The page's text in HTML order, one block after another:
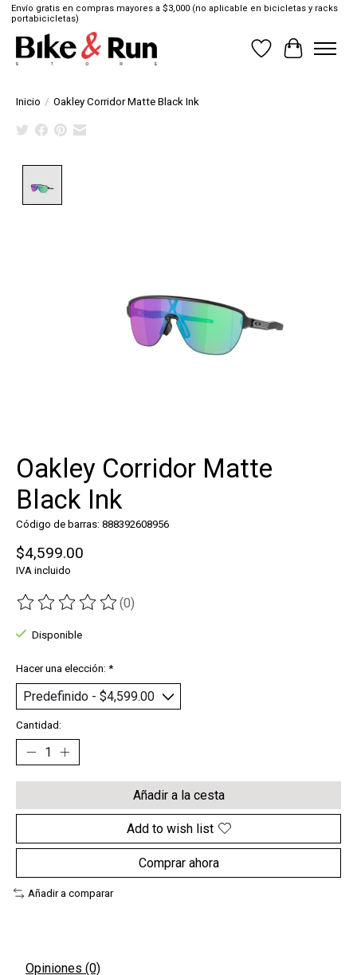
Envío gratis en compras mayores a $3,000 (no aplicable en bicicletas y racks
portabicicletas)
Lista de deseos
Cesta
Inicio / Oakley Corridor Matte Black Ink
Oakley Corridor Matte
Black Ink
Código de barras: 888392608956
$4,599.00
IVA incluido
The rating of this product is
(0)
Disponible
Hacer una elección: *
Cantidad:
Añadir a la cesta
Add to wish list
Comprar ahora
Añadir a comparar
Opiniones (0)